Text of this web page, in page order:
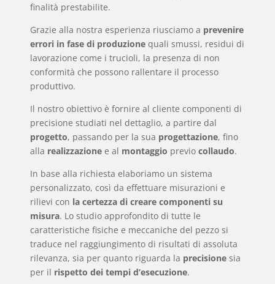
finalità prestabilite.
Grazie alla nostra esperienza riusciamo a prevenire
errori in fase di produzionequali smussi, residui di
lavorazione come i trucioli, la presenza di non
conformità che possono rallentare il processo
produttivo.
Il nostro obiettivo è fornire al cliente componenti di
precisione studiati nel dettaglio, a partire dal
progetto, passando per la sua progettazione, fino
alla realizzazione e al montaggio previocollaudo.
In base alla richiesta elaboriamo un sistema
personalizzato, così da effettuare misurazioni e
rilievi con la certezza di creare componenti su
misura. Lo studio approfondito di tutte le
caratteristiche fisiche e meccaniche del pezzo si
traduce nel raggiungimento di risultati di assoluta
rilevanza, sia per quanto riguarda la precisione sia
per il rispetto dei tempi d’esecuzione.